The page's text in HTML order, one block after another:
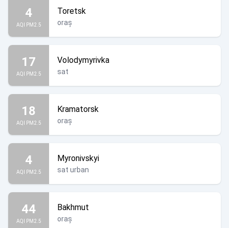
4
AQI PM2.5
Toretsk
oraș
17
AQI PM2.5
Volodymyrivka
sat
18
AQI PM2.5
Kramatorsk
oraș
4
AQI PM2.5
Myronivskyi
sat urban
44
AQI PM2.5
Bakhmut
oraș